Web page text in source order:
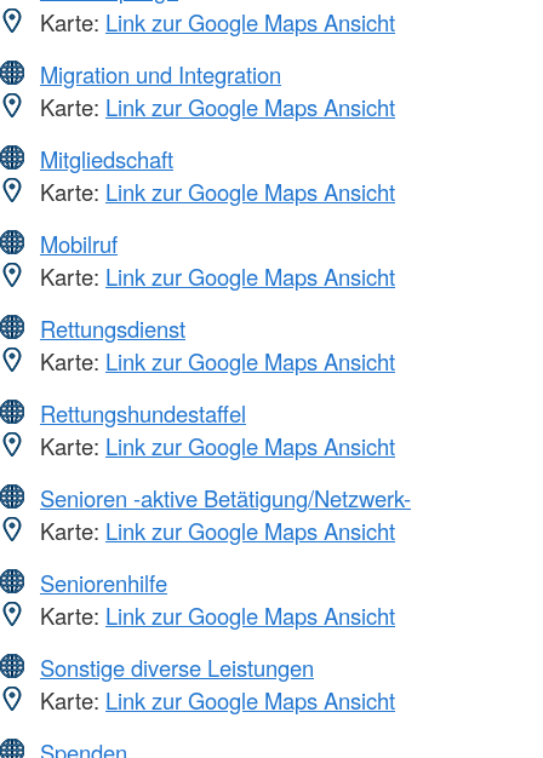
Karte: Link zur Google Maps Ansicht
Migration und Integration
Karte: Link zur Google Maps Ansicht
Mitgliedschaft
Karte: Link zur Google Maps Ansicht
Mobilruf
Karte: Link zur Google Maps Ansicht
Rettungsdienst
Karte: Link zur Google Maps Ansicht
Rettungshundestaffel
Karte: Link zur Google Maps Ansicht
Senioren -aktive Betätigung/Netzwerk-
Karte: Link zur Google Maps Ansicht
Seniorenhilfe
Karte: Link zur Google Maps Ansicht
Sonstige diverse Leistungen
Karte: Link zur Google Maps Ansicht
Spenden